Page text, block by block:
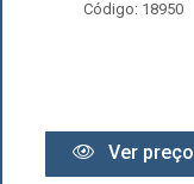
Código: 18950
Ver preço